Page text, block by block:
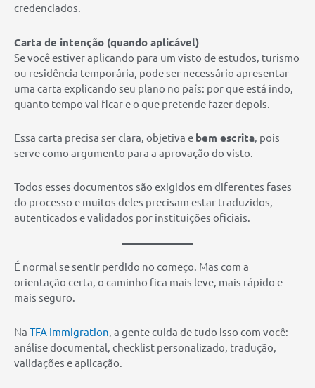
credenciados.
Carta de intenção (quando aplicável)
Se você estiver aplicando para um visto de estudos, turismo
ou residência temporária, pode ser necessário apresentar
uma carta explicando seu plano no país: por que está indo,
quanto tempo vai ficar e o que pretende fazer depois.
Essa carta precisa ser clara, objetiva e bem escrita , pois
serve como argumento para a aprovação do visto.
Todos esses documentos são exigidos em diferentes fases
do processo e muitos deles precisam estar traduzidos,
autenticados e validados por instituições oficiais.
É normal se sentir perdido no começo. Mas com a
orientação certa, o caminho fica mais leve, mais rápido e
mais seguro.
Na TFA Immigration , a gente cuida de tudo isso com você:
análise documental, checklist personalizado, tradução,
validações e aplicação.